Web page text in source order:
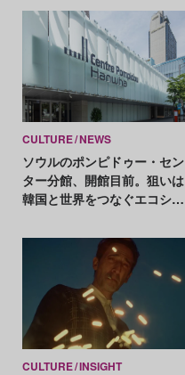
CULTURE NEWS
ソウルのポンピドゥー・セン
ター分館、開館目前。狙いは
韓国と世界をつなぐエコシス
CULTURE INSIGHT